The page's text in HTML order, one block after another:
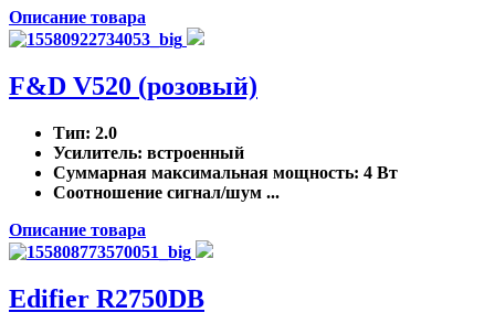
Описание товара
F&D V520 (розовый)
Тип: 2.0
Усилитель: встроенный
Суммарная максимальная мощность: 4 Вт
Соотношение сигнал/шум ...
Описание товара
Edifier R2750DB